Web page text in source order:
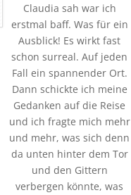
Claudia sah war ich
erstmal baff. Was für ein
Ausblick! Es wirkt fast
schon surreal. Auf jeden
Fall ein spannender Ort.
Dann schickte ich meine
Gedanken auf die Reise
und ich fragte mich mehr
und mehr, was sich denn
da unten hinter dem Tor
und den Gittern
verbergen könnte, was